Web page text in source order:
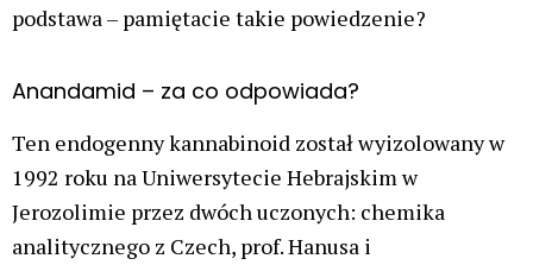
podstawa – pamiętacie takie powiedzenie?
Anandamid – za co odpowiada?
Ten endogenny kannabinoid został wyizolowany w
1992 roku na Uniwersytecie Hebrajskim w
Jerozolimie przez dwóch uczonych: chemika
analitycznego z Czech, prof. Hanusa i